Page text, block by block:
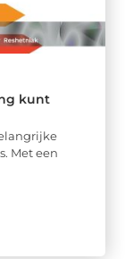
kunt
Met een